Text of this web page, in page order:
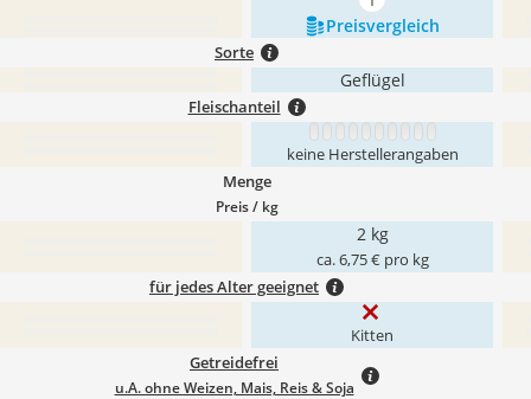
mehr anzeigen
Preis­vergleich
Sorte
Geflügel
Fleischanteil
1 2 3 4 5 6 7 8 9 10
keine Herstellerangaben
Menge
Preis / kg
2 kg
ca. 6,75 € pro kg
für jedes Alter geeignet
Kitten
Getreidefrei
u.A. ohne Weizen, Mais, Reis & Soja